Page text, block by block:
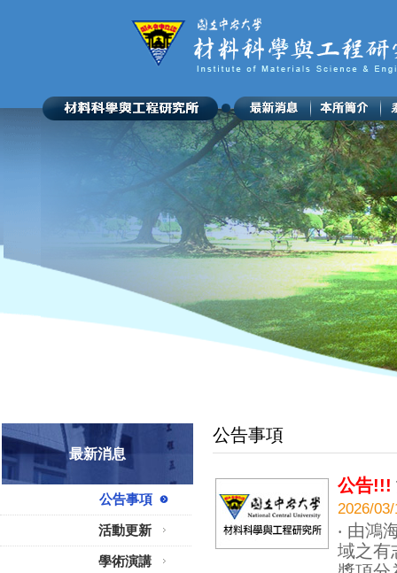
最新消息
公告事項
活動更新
學術演講
公告事項
公告!!!
2026/
‧ 由鴻
域之有